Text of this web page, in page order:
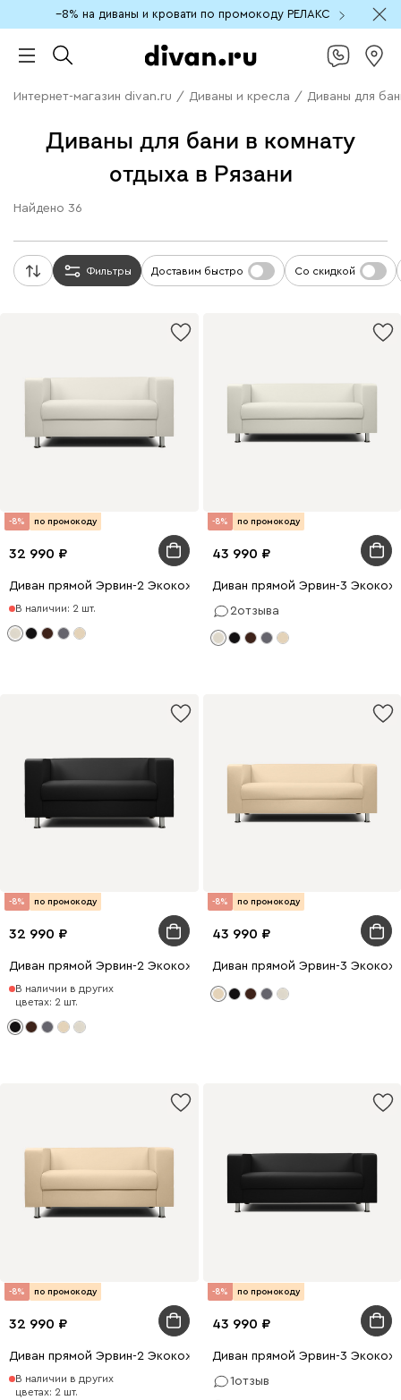
−8% на диваны и кровати по промокоду РЕЛАКС
Интернет-магазин divan.ru / Диваны и кресла / Диваны для
Диваны для бани в комнату
отдыха в Рязани
Найдено 36
Фильтры Доставим быстро Со скидкой
-8% по промокоду
32 990
Диван прямой Эрвин-2 Экокожа Молочный
В наличии: 2 шт.
-8% по промокоду
43 990
Диван прямой Эрвин-3
2отзыва
-8% по промокоду
32 990
Диван прямой Эрвин-2 Экокожа Черный
В наличии в других
цветах: 2 шт.
-8% по промокоду
43 990
Диван прямой Эрвин-3
-8% по промокоду
32 990
Диван прямой Эрвин-2 Экокожа Бежевый
В наличии в других
цветах: 2 шт.
-8% по промокоду
43 990
Диван прямой Эрвин-3
1отзыв